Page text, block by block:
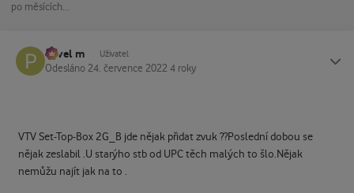
po měsících...
Pavel m Uživatel
Odesláno 24. července 2022 4 roky
VTV Set-Top-Box 2G_B jde nějak přidat zvuk ??Poslední dobou se
nějak zeslabil .U starýho stb od UPC těch malých to šlo.Nějak
nemůžu najít jak na to .